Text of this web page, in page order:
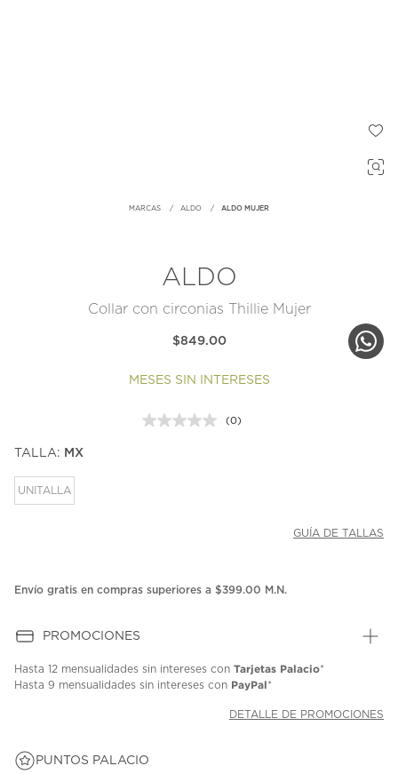
MARCAS ALDO ALDO MUJER
ALDO
Collar con circonias Thillie Mujer
$849.00
MESES SIN INTERESES
Sin
(0)
TALLA: MX
UNITALLA
GUÍA DE TALLAS
Envío gratis en compras superiores a $399.00 M.N.
PROMOCIONES
Hasta 12 mensualidades sin intereses con Tarjetas Palacio*
Hasta 9 mensualidades sin intereses con PayPal*
DETALLE DE PROMOCIONES
PUNTOS PALACIO